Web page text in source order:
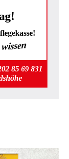
85 69 831